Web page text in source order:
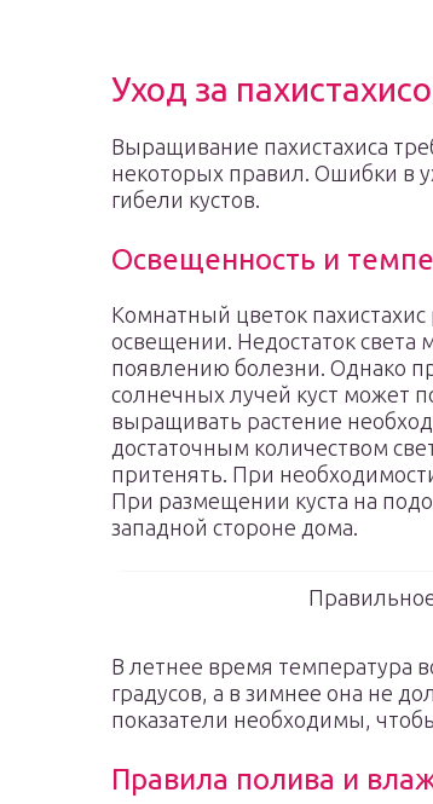
Уход за
Выращивание пахистахиса
некоторых правил. Ошибки в
гибели кустов.
Освещенность и
Комнатный цветок пахистахис
освещении. Недостаток света
появлению болезни. Однако
солнечных лучей куст может
выращивать растение
достаточным количеством
притенять. При
При размещении куста на
западной стороне дома.
В летнее время температура
градусов, а в зимнее она не
показатели необходимы,
Правила полива и